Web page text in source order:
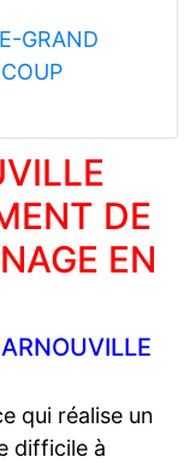
GRAND
DE
EN
qui réalise un
difficile à